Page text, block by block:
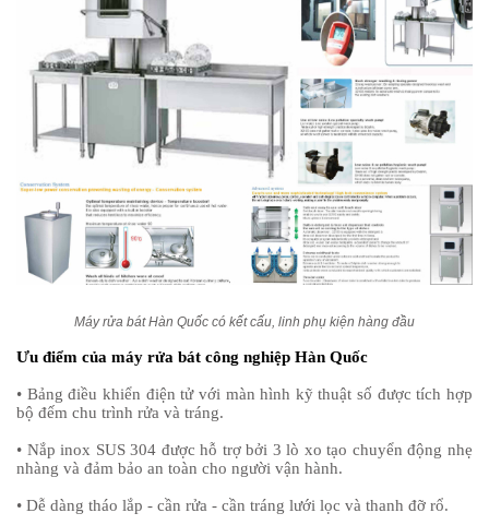
Máy rửa bát Hàn Quốc có kết cấu, linh phụ kiện hàng đầu
Ưu điểm của máy rửa bát công nghiệp Hàn Quốc
• Bảng điều khiển điện tử với màn hình kỹ thuật số được tích hợp
bộ đếm chu trình rửa và tráng.
• Nắp inox SUS 304 được hỗ trợ bởi 3 lò xo tạo chuyển động nhẹ
nhàng và đảm bảo an toàn cho người vận hành.
• Dễ dàng tháo lắp - cần rửa - cần tráng lưới lọc và thanh đỡ rổ.